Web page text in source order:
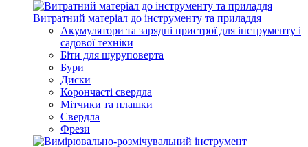
Витратний матеріал до інструменту та приладдя
Акумулятори та зарядні пристрої для інструменту і
садової техніки
Біти для шуруповерта
Бури
Диски
Корончасті свердла
Мітчики та плашки
Свердла
Фрези